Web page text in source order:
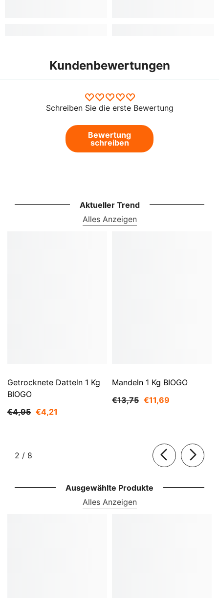
Kundenbewertungen
Schreiben Sie die erste Bewertung
Bewertung
schreiben
Aktueller Trend
Alles Anzeigen
Getrocknete Datteln 1 Kg
BIOGO
€4,95 €4,21
Mandeln 1 Kg BIOGO
€13,75 €11,69
2 / von
8
Ausgewählte Produkte
Alles Anzeigen